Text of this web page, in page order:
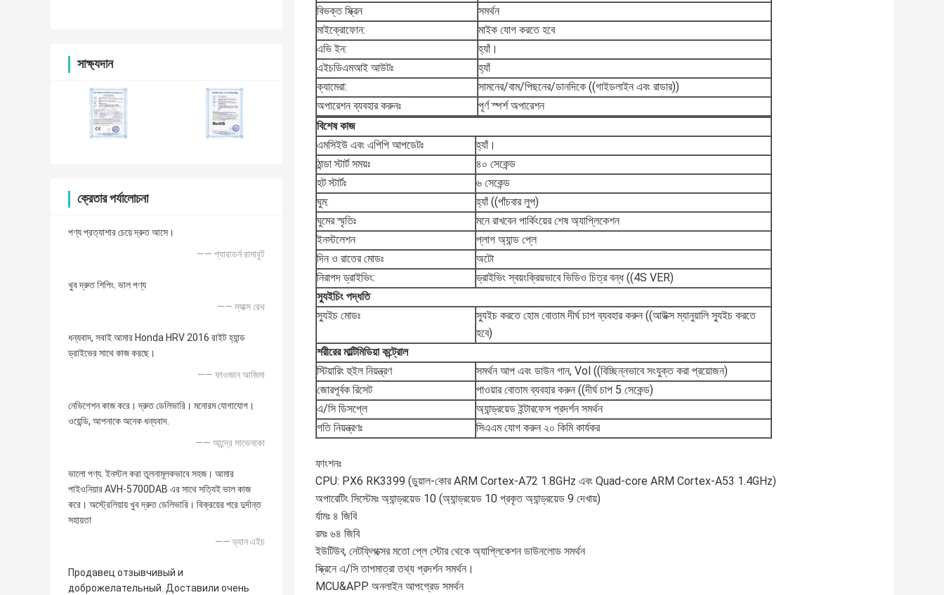
সাক্ষ্যদান
ক্রেতার পর্যালোচনা
পণ্য প্রত্যাশার চেয়ে দ্রুত আসে।
—— প্যারাডর্ন রামাবুট
খুব দ্রুত শিপিং. ভাল পণ্য
—— ম্যাক্স রেথ
ধন্যবাদ, সবাই আমার Honda HRV 2016 রাইট হ্যান্ড
ড্রাইভের সাথে কাজ করছে।
—— ফাওজান আজিমা
নেভিগেশন কাজ করে। দ্রুত ডেলিভারি। মনোরম যোগাযোগ।
ওয়েন্ডি, আপনাকে অনেক ধন্যবাদ.
—— আন্দ্রে সাভেনকো
ভালো পণ্য. ইনস্টল করা তুলনামূলকভাবে সহজ। আমার
পাইওনিয়ার AVH-5700DAB এর সাথে সত্যিই ভাল কাজ
করে। অস্ট্রেলিয়ায় খুব দ্রুত ডেলিভারি। বিক্রয়ের পরে দুর্দান্ত
সহায়তা
—— ড্যান এইচ
Продавец отзывчивый и
доброжелательный. Доставили очень
বিভক্ত স্ক্রিন
সমর্থন
মাইক্রোফোন:
মাইক যোগ করতে হবে
এভি ইন:
হ্যাঁ।
এইচডিএমআই আউটঃ
হ্যাঁ
ক্যামেরা:
সামনের/বাম/পিছনের/ডানদিকে ((গাইডলাইন এবং রাডার))
অপারেশন ব্যবহার করুনঃ
পূর্ণ স্পর্শ অপারেশন
বিশেষ কাজ
এমসিইউ এবং এপিপি আপডেটঃ
হ্যাঁ।
ঠান্ডা স্টার্ট সময়ঃ
৪০ সেকেন্ড
হট স্টার্টঃ
৬ সেকেন্ড
ঘুম:
হ্যাঁ ((পাঁচবার লুপ)
ঘুমের স্মৃতিঃ
মনে রাখবেন পার্কিংয়ের শেষ অ্যাপ্লিকেশন
ইনস্টলেশন
প্লাগ অ্যান্ড প্লে
দিন ও রাতের মোডঃ
অটো
নিরাপদ ড্রাইভিং:
ড্রাইভিং স্বয়ংক্রিয়ভাবে ভিডিও চিত্র বন্ধ ((4S VER)
স্যুইচিং পদ্ধতি
স্যুইচ মোডঃ
স্যুইচ করতে হোম বোতাম দীর্ঘ চাপ ব্যবহার করুন ((আউক্স ম্যানুয়ালি স্যুইচ করতে
হবে)
শরীরের মাল্টিমিডিয়া কন্ট্রোল
স্টিয়ারিং হুইল নিয়ন্ত্রণ
সমর্থন আপ এবং ডাউন গান, Vol ((বিচ্ছিন্নভাবে সংযুক্ত করা প্রয়োজন)
জোরপূর্বক রিসেট
পাওয়ার বোতাম ব্যবহার করুন ((দীর্ঘ চাপ 5 সেকেন্ড)
এ/সি ডিসপ্লে
অ্যান্ড্রয়েড ইন্টারফেস প্রদর্শন সমর্থন
গতি নিয়ন্ত্রণঃ
সিএএম যোগ করুন ২০ কিমি কার্যকর
ফাংশনঃ
CPU: PX6 RK3399 (ডুয়াল-কোর ARM Cortex-A72 1.8GHz এবং Quad-core ARM Cortex-A53 1.4GHz)
অপারেটিং সিস্টেমঃ অ্যান্ড্রয়েড 10 (অ্যান্ড্রয়েড 10 প্রকৃত অ্যান্ড্রয়েড 9 দেখায়)
র্যামঃ ৪ জিবি
রমঃ ৬৪ জিবি
ইউটিউব, নেটফ্লিক্সের মতো প্লে স্টোর থেকে অ্যাপ্লিকেশন ডাউনলোড সমর্থন
স্ক্রিনে এ/সি তাপমাত্রা তথ্য প্রদর্শন সমর্থন।
MCU&APP অনলাইন আপগ্রেড সমর্থন